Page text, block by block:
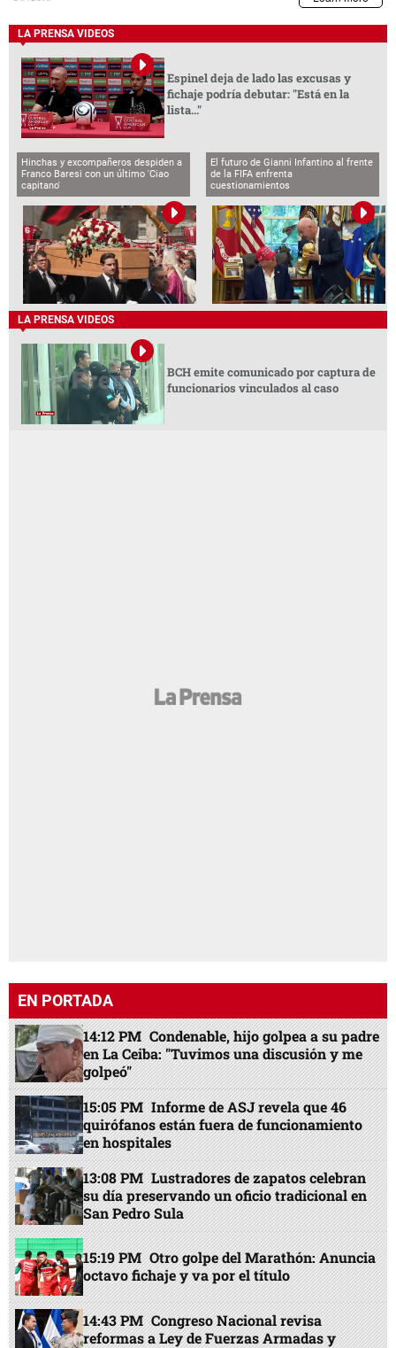
LA PRENSA VIDEOS
Espinel deja de lado las excusas y
fichaje podría debutar: "Está en la
lista..."
Hinchas y excompañeros despiden a
Franco Baresi con un último 'Ciao
capitano'
El futuro de Gianni Infantino al frente
de la FIFA enfrenta
cuestionamientos
LA PRENSA VIDEOS
BCH emite comunicado por captura de
funcionarios vinculados al caso
EN PORTADA
14:12 PM Condenable, hijo golpea a su padre
en La Ceiba: "Tuvimos una discusión y me
golpeó"
15:05 PM Informe de ASJ revela que 46
quirófanos están fuera de funcionamiento
en hospitales
13:08 PM Lustradores de zapatos celebran
su día preservando un oficio tradicional en
San Pedro Sula
15:19 PM Otro golpe del Marathón: Anuncia
octavo fichaje y va por el título
14:43 PM Congreso Nacional revisa
reformas a Ley de Fuerzas Armadas y